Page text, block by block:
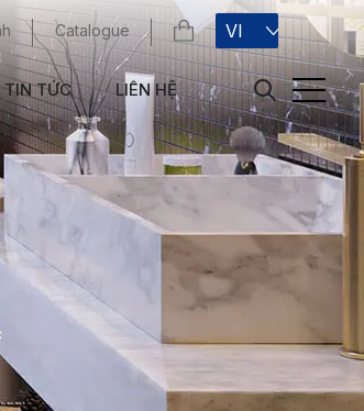
Catalogue VI
TIN TỨC LIÊN HỆ